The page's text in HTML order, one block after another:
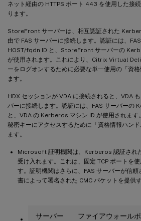
ネット経由の HTTPS ポート 443 を使用した接
ります。
StoreFront サーバーは、相互認証された
由で FAS サーバーに接続します。認証には、
HOST/fqdn ID と、StoreFront サーバーの
が使用されます。これにより、Citrix Virtual
ーをログオンするために必要な単一使用の「資
ます。
HDX セッションが VDA に接続されると、VDA
バーに接続します。認証には、FAS サーバーの
と、VDA の Kerberos マシン ID が使用されます
秘密キーにアクセスするために「資格情報ハン
ます。
Microsoft 証明機関は、Kerberos 認証され
受け入れます。これは、固定 TCP ポートを
す。証明機関はさらに、FAS サーバーが信
書によって署名された CMC パケットを提供
サーバー ファイアウォール